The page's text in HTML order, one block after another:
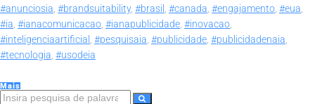
#anunciosia, #brandsuitability, #brasil , #canada, #engajamento, #eua,
#ia, #ianacomunicacao, #ianapublicidade, #inovacao,
#inteligenciaartificial , #pesquisaia, #publicidade, #publicidadenaia,
#tecnologia, #usodeia
Mais